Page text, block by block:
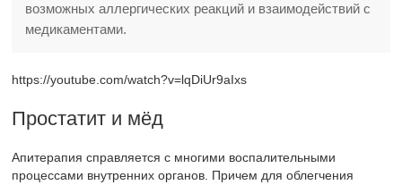
возможных аллергических реакций и взаимодействий с
медикаментами.
https://youtube.com/watch?v=lqDiUr9aIxs
Простатит и мёд
Апитерапия справляется с многими воспалительными
процессами внутренних органов. Причем для облегчения